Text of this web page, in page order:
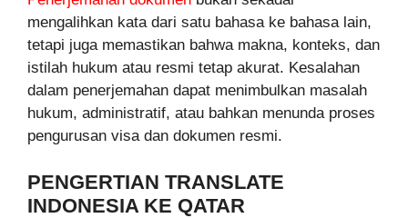
mengalihkan kata dari satu bahasa ke bahasa lain,
tetapi juga memastikan bahwa makna, konteks, dan
istilah hukum atau resmi tetap akurat. Kesalahan
dalam penerjemahan dapat menimbulkan masalah
hukum, administratif, atau bahkan menunda proses
pengurusan visa dan dokumen resmi.
PENGERTIAN TRANSLATE
INDONESIA KE QATAR